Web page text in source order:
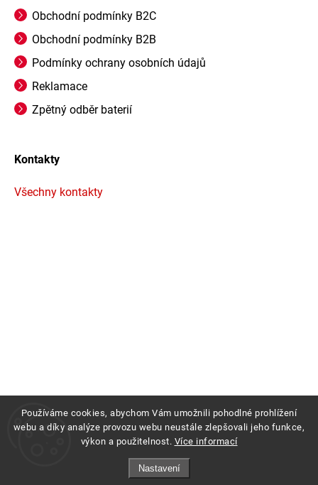
Používáme cookies, abychom Vám umožnili pohodlné prohlížení
webu a díky analýze provozu webu neustále zlepšovali jeho funkce,
výkon a použitelnost. Více informací
Nastavení
Obchodní podmínky B2C
Obchodní podmínky B2B
Podmínky ochrany osobních údajů
Reklamace
Zpětný odběr baterií
Kontakty
Všechny kontakty
Profigrass.cz. Všechna práva vyhrazena.
Grafický návrh vytvořil a nakódoval